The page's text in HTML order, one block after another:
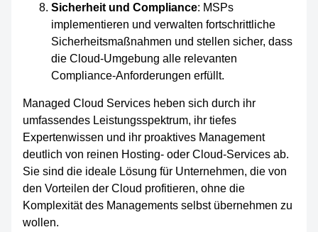
Sicherheit und Compliance: MSPs
implementieren und verwalten fortschrittliche
Sicherheitsmaßnahmen und stellen sicher, dass
die Cloud-Umgebung alle relevanten
Compliance-Anforderungen erfüllt.
Managed Cloud Services heben sich durch ihr
umfassendes Leistungsspektrum, ihr tiefes
Expertenwissen und ihr proaktives Management
deutlich von reinen Hosting- oder Cloud-Services ab.
Sie sind die ideale Lösung für Unternehmen, die von
den Vorteilen der Cloud profitieren, ohne die
Komplexität des Managements selbst übernehmen zu
wollen.